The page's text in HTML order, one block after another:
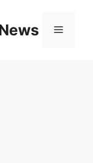
Menu